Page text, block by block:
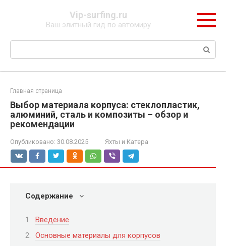
Vip-surfing.ru
Ваш элитный гид по автомиру
Поиск:
Главная страница
Выбор материала корпуса: стеклопластик,
алюминий, сталь и композиты – обзор и
рекомендации
Опубликовано: 30.08.2025 Яхты и Катера
Содержание
Введение
Основные материалы для корпусов